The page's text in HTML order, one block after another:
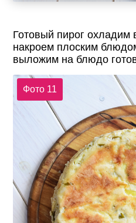
Готовый пирог охладим
накроем плоским
выложим на блюдо
Фото 11